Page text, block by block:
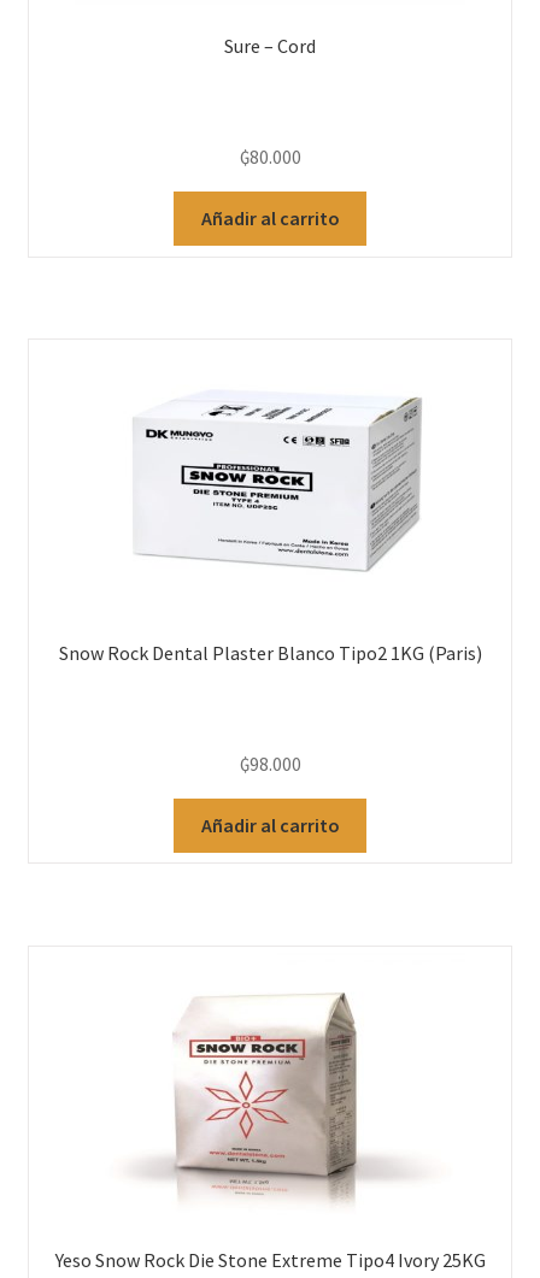
Sure – Cord
₲80.000
Añadir al carrito
Snow Rock Dental Plaster Blanco Tipo2 1KG (Paris)
₲98.000
Añadir al carrito
Yeso Snow Rock Die Stone Extreme Tipo4 Ivory 25KG